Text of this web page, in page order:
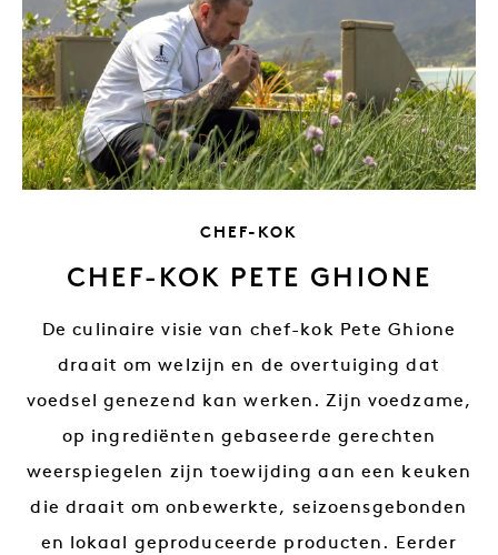
SLOGAN VAN DE
CHEF-KOK
CHEF-KOK PETE GHIONE
De culinaire visie van chef-kok Pete Ghione
draait om welzijn en de overtuiging dat
voedsel genezend kan werken. Zijn voedzame,
op ingrediënten gebaseerde gerechten
weerspiegelen zijn toewijding aan een keuken
die draait om onbewerkte, seizoensgebonden
en lokaal geproduceerde producten. Eerder